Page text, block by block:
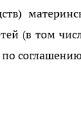
(в том
по